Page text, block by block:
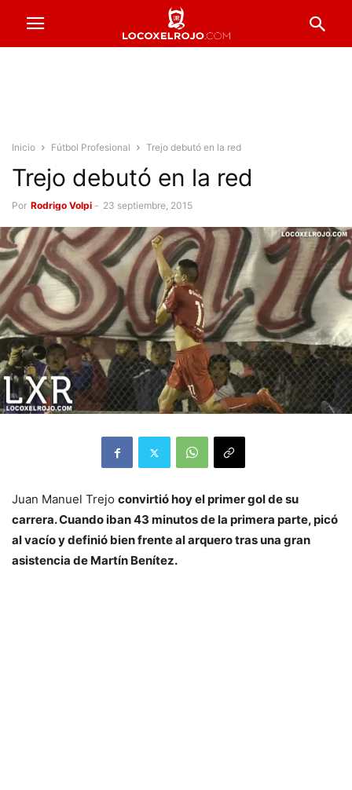
Inicio Fútbol Profesional Trejo debutó en la red
Trejo debutó en la red
Por Rodrigo Volpi - 23 septiembre, 2015
Juan Manuel Trejo convirtió hoy el primer gol de su
carrera. Cuando iban 43 minutos de la primera parte, picó
al vacío y definió bien frente al arquero tras una gran
asistencia de Martín Benítez.